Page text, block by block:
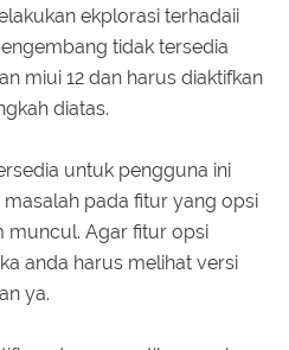
ekplorasi terhadaii
tidak tersedia
miui 12 dan harus diaktifkan
diatas.
untuk pengguna ini
pada fitur yang opsi
muncul. Agar fitur opsi
anda harus melihat versi
ya.